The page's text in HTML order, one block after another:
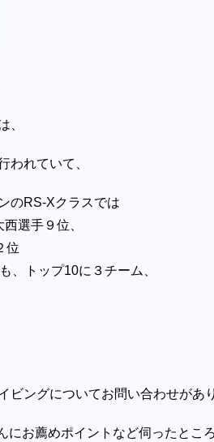
、
われていて、
のRS-Xクラスでは
西選手９位、
位
、トップ10に３チーム、
ビングについてお問い合わせがあり
お薦めポイントなど伺ったところ